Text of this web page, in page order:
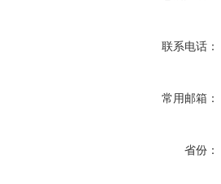
联系电话：
常用邮箱：
省份：